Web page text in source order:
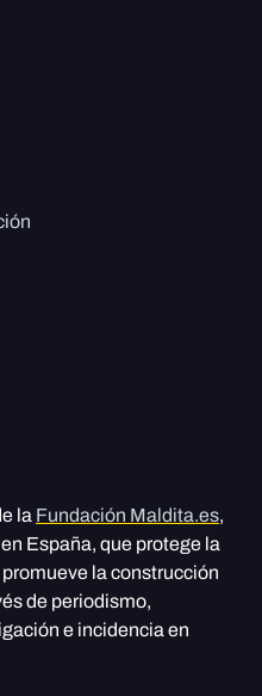
la Fundación Maldita.es,
España, que protege la
la construcción
de periodismo,
e incidencia en